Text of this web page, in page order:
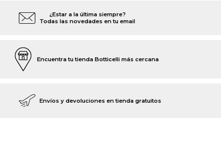
¿Estar a la última siempre?
Todas las novedades en tu email
Encuentra tu tienda Botticelli más cercana
Envíos y devoluciones en tienda gratuitos